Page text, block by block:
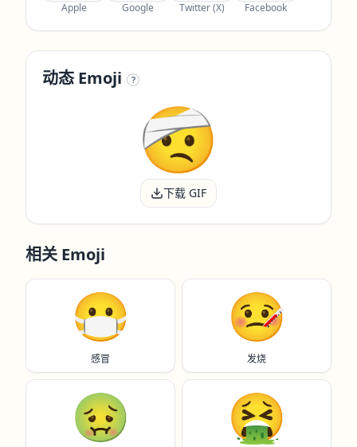
Apple Google Twitter (X) Facebook
动态 Emoji ?
下载 GIF
相关 Emoji
😷
感冒
🤒
发烧
🤢 🤮